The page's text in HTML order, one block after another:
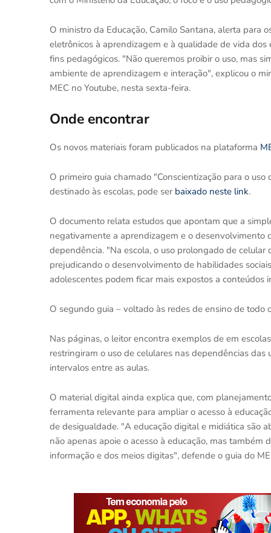
O ministro da Educação, Camilo Santana, alerta para
eletrônicos à aprendizagem e à qualidade de vida
fins pedagógicos. "Não queremos proibir o uso, mas
ambiente de aprendizagem e interação", explicou o
MEC no Youtube, nesta sexta-feira.
Onde encontrar
Os novos materiais foram publicados na plataforma
O primeiro guia chamado "Conscientização para o
destinado às escolas, pode ser baixado neste link.
O documento relata estudos que apontam que a
negativamente a aprendizagem e o desenvolvimento
dependência. "Na escola, o uso prolongado de
prejudicando o desenvolvimento de habilidades
adolescentes podem ficar mais expostos a conteúdos
O segundo guia – voltado às redes de ensino de todo
Nas páginas, o leitor encontra exemplos de em
restringiram o uso de celulares nas dependências
intervalos entre as aulas.
O material digital ainda explica que, com
ferramenta relevante para ampliar o acesso à
de desigualdade. "A educação digital e midiática são
não apenas apoie o acesso à educação, mas
informação e dos meios digitas", defende o guia do